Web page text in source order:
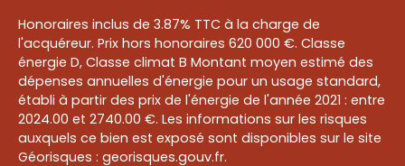
Honoraires inclus de 3.87% TTC à la charge de
l'acquéreur. Prix hors honoraires 620 000 €. Classe
énergie D, Classe climat B Montant moyen estimé des
dépenses annuelles d'énergie pour un usage standard,
établi à partir des prix de l'énergie de l'année 2021 : entre
2024.00 et 2740.00 €. Les informations sur les risques
auxquels ce bien est exposé sont disponibles sur le site
Géorisques : georisques.gouv.fr.